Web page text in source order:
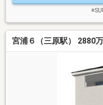
宮浦６（三原駅） 2880